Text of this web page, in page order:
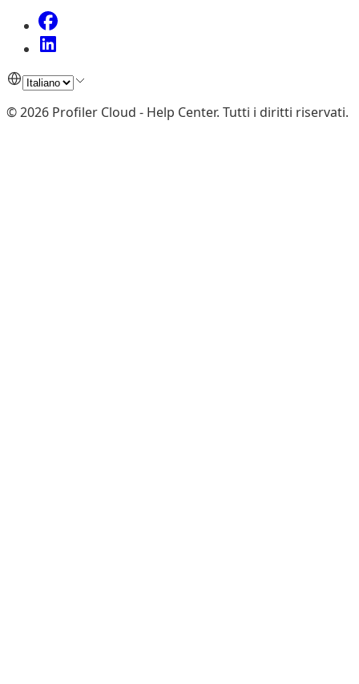
©2026 Profiler Cloud - Help Center. Tutti i diritti riservati.